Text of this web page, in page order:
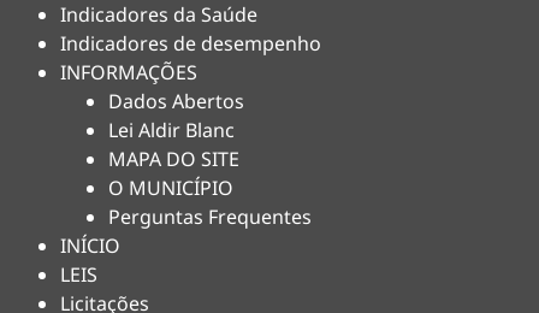
Indicadores da Saúde
Indicadores de desempenho
INFORMAÇÕES
Dados Abertos
Lei Aldir Blanc
MAPA DO SITE
O MUNICÍPIO
Perguntas Frequentes
INÍCIO
LEIS
Licitações